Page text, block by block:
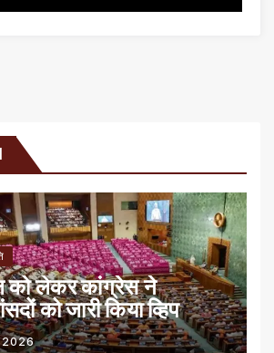
को लेकर कांग्रेस ने
को जारी किया व्हिप
2026